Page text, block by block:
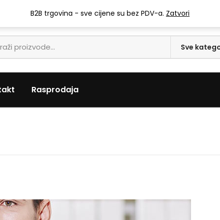
B2B trgovina - sve cijene su bez PDV-a. Zatvori
trgovina.hr
Rasprodaja